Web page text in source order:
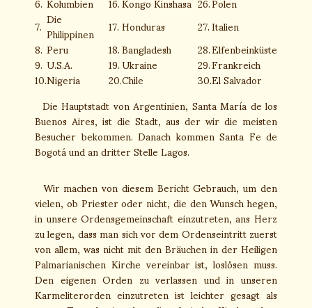
7.Die
Philippinen 17.Honduras 27.Italien
8.Peru 18.Bangladesh 28.Elfenbeinküste
9.U.S.A. 19.Ukraine 29.Frankreich
10.Nigeria 20.Chile 30.El Salvador
Die Hauptstadt von Argentinien, Santa María de los
Buenos Aires, ist die Stadt, aus der wir die meisten
Besucher bekommen. Danach kommen Santa Fe de
Bogotá und an dritter Stelle Lagos.
Wir machen von diesem Bericht Gebrauch, um den
vielen, ob Priester oder nicht, die den Wunsch hegen,
in unsere Ordensgemeinschaft einzutreten, ans Herz
zu legen, dass man sich vor dem Ordenseintritt zuerst
von allem, was nicht mit den Bräuchen in der Heiligen
Palmarianischen Kirche vereinbar ist, loslösen muss.
Den eigenen Orden zu verlassen und in unseren
Karmeliterorden einzutreten ist leichter gesagt als